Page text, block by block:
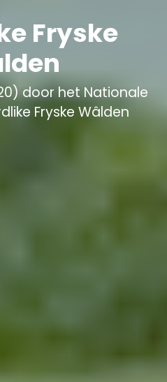
Fryske
door het Nationale
Fryske Wâlden